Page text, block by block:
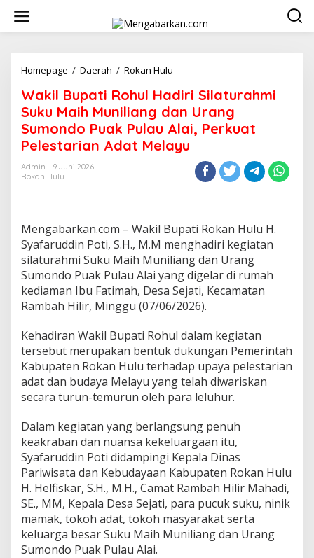
konten
Homepage / Daerah / Rokan Hulu
Rohul
Hadiri
Silaturahmi
Suku
Maih
Muniliang
Urang
Alai,
Perkuat
Pelestarian
Adat
Melayu
Wakil Bupati Rohul Hadiri Silaturahmi
Suku Maih Muniliang dan Urang
Sumondo Puak Pulau Alai, Perkuat
Pelestarian Adat Melayu
Admin
9 Juni 2026
Rokan Hulu
Mengabarkan.com – Wakil Bupati Rokan Hulu H.
Syafaruddin Poti, S.H., M.M menghadiri kegiatan
silaturahmi Suku Maih Muniliang dan Urang
Sumondo Puak Pulau Alai yang digelar di rumah
kediaman Ibu Fatimah, Desa Sejati, Kecamatan
Rambah Hilir, Minggu (07/06/2026).
Kehadiran Wakil Bupati Rohul dalam kegiatan
tersebut merupakan bentuk dukungan Pemerintah
Kabupaten Rokan Hulu terhadap upaya pelestarian
adat dan budaya Melayu yang telah diwariskan
secara turun-temurun oleh para leluhur.
Dalam kegiatan yang berlangsung penuh
keakraban dan nuansa kekeluargaan itu,
Syafaruddin Poti didampingi Kepala Dinas
Pariwisata dan Kebudayaan Kabupaten Rokan Hulu
H. Helfiskar, S.H., M.H., Camat Rambah Hilir Mahadi,
SE., MM, Kepala Desa Sejati, para pucuk suku, ninik
mamak, tokoh adat, tokoh masyarakat serta
keluarga besar Suku Maih Muniliang dan Urang
Sumondo Puak Pulau Alai.